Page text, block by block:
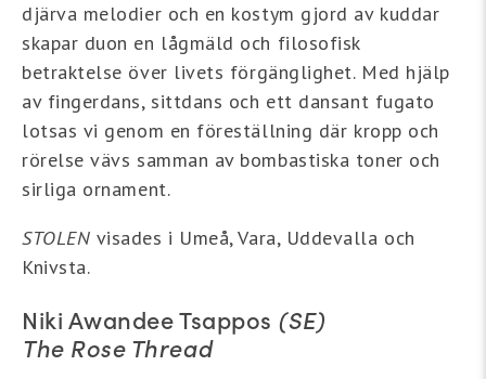
djärva melodier och en kostym gjord av kuddar
skapar duon en lågmäld och filosofisk
betraktelse över livets förgänglighet. Med hjälp
av fingerdans, sittdans och ett dansant fugato
lotsas vi genom en föreställning där kropp och
rörelse vävs samman av bombastiska toner och
sirliga ornament.
STOLEN visades i Umeå, Vara, Uddevalla och
Knivsta.
Niki Awandee Tsappos (SE)
The Rose Thread